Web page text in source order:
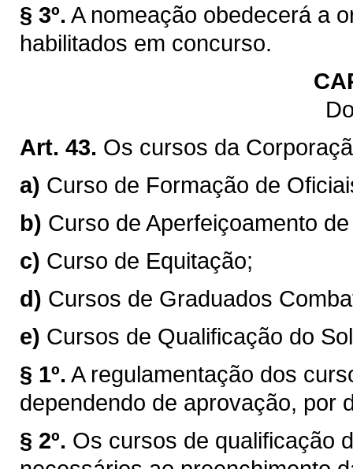
§ 3º. A nomeação obedecerá a
habilitados em concurso.
Art. 43. Os cursos da
a) Curso de Formação de
b) Curso de Aperfeiçoamento
c) Curso de Equitação;
d) Cursos de Graduados
e) Cursos de Qualificação do
§ 1º. A regulamentação dos
dependendo de aprovação, por
§ 2º. Os cursos de qualificação